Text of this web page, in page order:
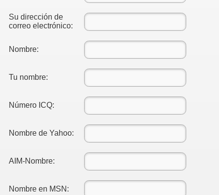
Su dirección de
correo electrónico:
Nombre:
Tu nombre:
Número ICQ:
Nombre de Yahoo:
AIM-Nombre:
Nombre en MSN: